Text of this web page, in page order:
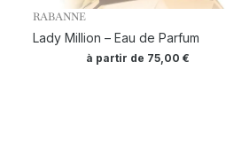
RABANNE
Lady Million – Eau de Parfum
à partir de 75,00 €